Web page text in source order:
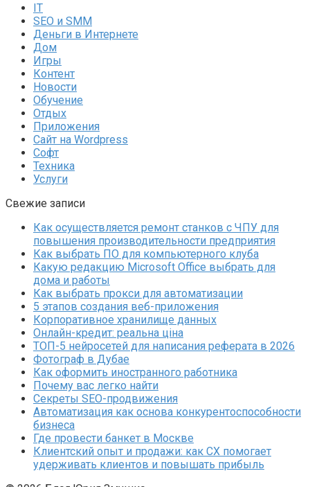
IT
SEO и SMM
Деньги в Интернете
Дом
Игры
Контент
Новости
Обучение
Отдых
Приложения
Сайт на Wordpress
Софт
Техника
Услуги
Свежие записи
Как осуществляется ремонт станков с ЧПУ для
повышения производительности предприятия
Как выбрать ПО для компьютерного клуба
Какую редакцию Microsoft Office выбрать для
дома и работы
Как выбрать прокси для автоматизации
5 этапов создания веб-приложения
Корпоративное хранилище данных
Онлайн-кредит: реальна ціна
ТОП-5 нейросетей для написания реферата в 2026
Фотограф в Дубае
Как оформить иностранного работника
Почему вас легко найти
Секреты SEO-продвижения
Автоматизация как основа конкурентоспособности
бизнеса
Где провести банкет в Москве
Клиентский опыт и продажи: как CX помогает
удерживать клиентов и повышать прибыль